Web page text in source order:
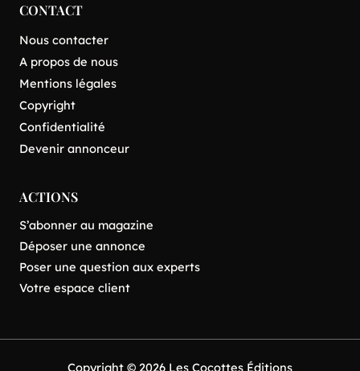
CONTACT
Nous contacter
A propos de nous
Mentions légales
Copyright
Confidentialité
Devenir annonceur
ACTIONS
S’abonner au magazine
Déposer une annonce
Poser une question aux experts
Votre espace client
Copyright © 2026 Les Cocottes Éditions